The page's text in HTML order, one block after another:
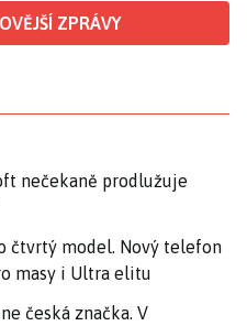
ZPRÁVY
nečekaně prodlužuje
čtvrtý model. Nový telefon
masy i Ultra elitu
česká značka. V